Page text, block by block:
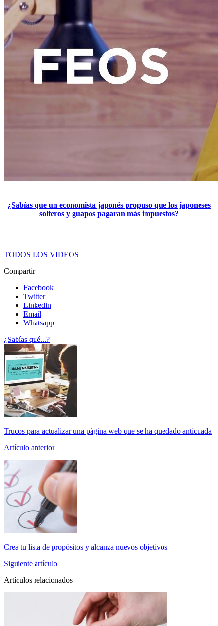
¿Sabías que un economista japonés propuso que los japoneses
solteros y guapos pagaran más impuestos?
TODOS LOS VIDEOS
Compartir
Facebook
Twitter
Linkedin
Email
Whatsapp
¿Sabías qué...?
Trucos para actualizar una página web que se ha quedado anticuada
Artículo anterior
Crea tu lista de propósitos y alcanza nuevos objetivos
Siguiente artículo
Artículos relacionados